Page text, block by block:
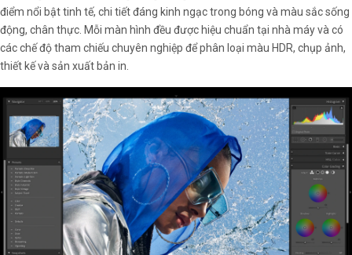
điểm nổi bật tinh tế, chi tiết đáng kinh ngạc trong bóng và màu sắc sống
động, chân thực. Mỗi màn hình đều được hiệu chuẩn tại nhà máy và có
các chế độ tham chiếu chuyên nghiệp để phân loại màu HDR, chụp ảnh,
thiết kế và sản xuất bản in.